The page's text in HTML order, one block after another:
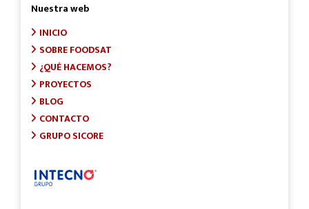
Nuestra web
INICIO
SOBRE FOODSAT
¿QUÉ HACEMOS?
PROYECTOS
BLOG
CONTACTO
GRUPO SICORE